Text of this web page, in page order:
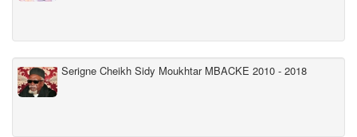
Serigne Cheikh Sidy Moukhtar MBACKE 2010 - 2018